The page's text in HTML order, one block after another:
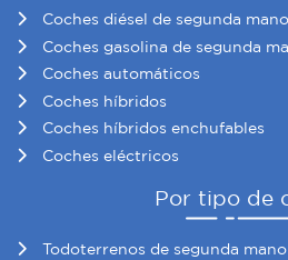
Coches diésel de segunda mano
Coches gasolina de segunda
Coches automáticos
Coches híbridos
Coches híbridos enchufables
Coches eléctricos
Por tipo de
Todoterrenos de segunda mano